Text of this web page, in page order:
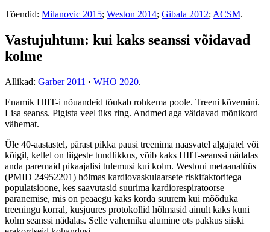
Tõendid: Milanovic 2015; Weston 2014; Gibala 2012; ACSM.
Vastujuhtum: kui kaks seanssi võidavad
kolme
Allikad: Garber 2011 · WHO 2020.
Enamik HIIT-i nõuandeid tõukab rohkema poole. Treeni kõvemini.
Lisa seanss. Pigista veel üks ring. Andmed aga väidavad mõnikord
vähemat.
Üle 40-aastastel, pärast pikka pausi treenima naasvatel algajatel või
kõigil, kellel on liigeste tundlikkus, võib kaks HIIT-seanssi nädalas
anda paremaid pikaajalisi tulemusi kui kolm. Westoni metaanalüüs
(PMID 24952201) hõlmas kardiovaskulaarsete riskifaktoritega
populatsioone, kes saavutasid suurima kardiorespiratoorse
paranemise, mis on peaaegu kaks korda suurem kui mõõduka
treeningu korral, kusjuures protokollid hõlmasid ainult kaks kuni
kolm seanssi nädalas. Selle vahemiku alumine ots pakkus siiski